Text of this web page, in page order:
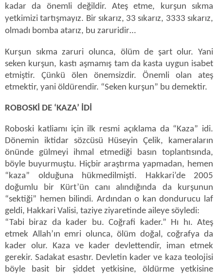
kadar da önemli değildir. Ateş etme, kurşun sıkma
yetkimizi tartışmayız. Bir sıkarız, 33 sıkarız, 3333 sıkarız,
olmadı bomba atarız, bu zaruridir…
Kurşun sıkma zaruri olunca, ölüm de şart olur. Yani
seken kurşun, kastı aşmamış tam da kasta uygun isabet
etmiştir. Çünkü ölen önemsizdir. Önemli olan ateş
etmektir, yani öldürendir. “Seken kurşun” bu demektir.
ROBOSKİ DE ‘KAZA’ İDİ
Roboski katliamı için ilk resmi açıklama da “Kaza” idi.
Dönemin iktidar sözcüsü Hüseyin Çelik, kameraların
önünde gülmeyi ihmal etmediği basın toplantısında,
böyle buyurmuştu. Hiçbir araştırma yapmadan, hemen
“kaza” olduğuna hükmedilmişti. Hakkari’de 2005
doğumlu bir Kürt’ün canı alındığında da kurşunun
“sektiği” hemen bilindi. Ardından o kan dondurucu laf
geldi, Hakkari Valisi, taziye ziyaretinde aileye söyledi:
“Tabi biraz da kader bu. Coğrafi kader.” Hı hı. Ateş
etmek Allah’ın emri olunca, ölüm doğal, coğrafya da
kader olur. Kaza ve kader devlettendir, iman etmek
gerekir. Sadakat esastır. Devletin kader ve kaza teolojisi
böyle basit bir şiddet yetkisine, öldürme yetkisine